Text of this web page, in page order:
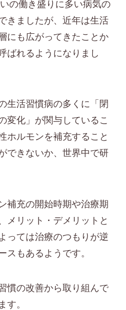
の働き盛りに多い病気の
きましたが、近年は生活
にも広がってきたことか
ばれるようになりまし
生活習慣病の多くに「閉
変化」が関与しているこ
ホルモンを補充すること
できないか、世界中で研
補充の開始時期や治療期
メリット・デメリットと
っては治療のつもりが逆
スもあるようです。
慣の改善から取り組んで
す。